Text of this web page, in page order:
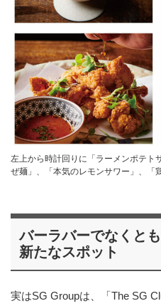
左上から時計回りに「ラーメンポテト
ぜ麺」、「本気のレモンサワー」、「
バーラバーでなくと
新たなスポット
実はSG Groupは、「The SG